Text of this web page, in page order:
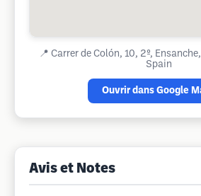
📍 Carrer de Colón, 10, 2º,
Spain
Ouvrir dans Google
Avis et Notes